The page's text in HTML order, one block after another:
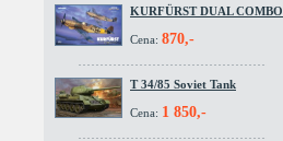
KURFÜRST DUAL COMBO
Cena: 870,-
T 34/85 Soviet Tank
Cena: 1 850,-